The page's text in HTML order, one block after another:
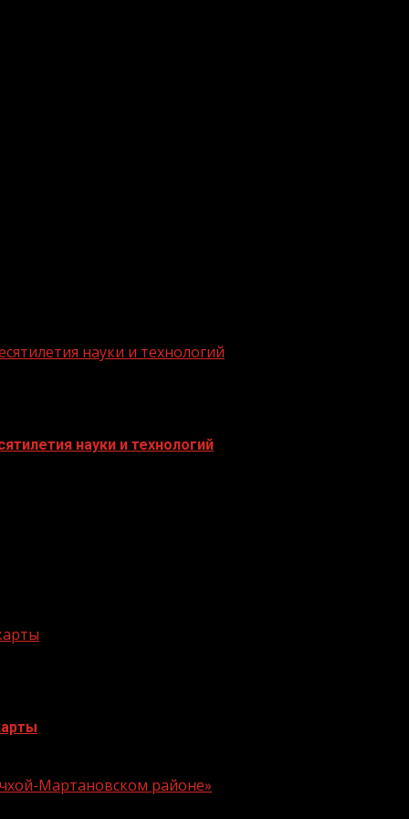
науки и технологий
науки и технологий
Мартановском районе»